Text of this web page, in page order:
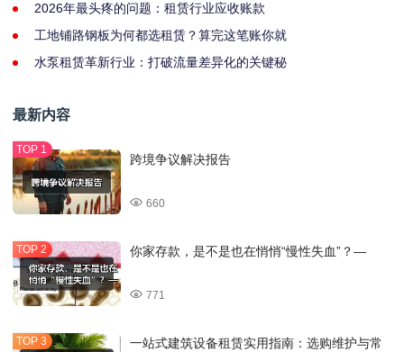
2026年最头疼的问题：租赁行业应收账款
工地铺路钢板为何都选租赁？算完这笔账你就
水泵租赁革新行业：打破流量差异化的关键秘
最新内容
跨境争议解决报告
660
你家存款，是不是也在悄悄“慢性失血”？—
771
一站式建筑设备租赁实用指南：选购维护与常